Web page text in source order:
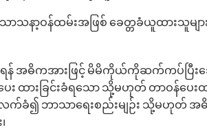
သနာ့ဝန်ထမ်းအဖြစ် ခေတ္တခံယူထားသူမ
ရန် အဓိကအားဖြင့် မိမိကိုယ်ကိုဆက်ကပ်ပြီး
ထားခြင်းခံရသော သို့မဟုတ် တာဝန်ပေးထ
ခံ၍ ဘာသာရေးစည်းမျဉ်း သို့မဟုတ် အဓိဋ္